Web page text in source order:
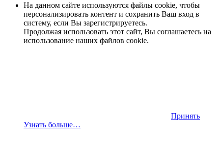
На данном сайте используются файлы cookie, чтобы
персонализировать контент и сохранить Ваш вход в
систему, если Вы зарегистрируетесь.
Продолжая использовать этот сайт, Вы соглашаетесь на
использование наших файлов cookie.
Принять
Узнать больше…